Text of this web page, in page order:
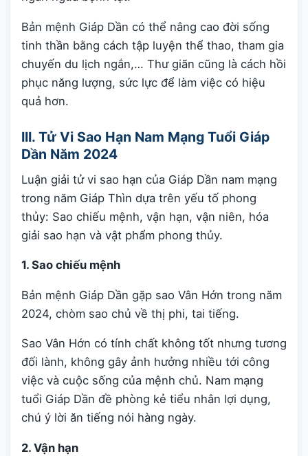
Bản mệnh Giáp Dần có thể nâng cao đời sống
tinh thần bằng cách tập luyện thể thao, tham gia
chuyến du lịch ngắn,… Thư giãn cũng là cách hồi
phục năng lượng, sức lực để làm việc có hiệu
quả hơn.
III. Tử Vi Sao Hạn Nam Mạng Tuổi Giáp
Dần Năm 2024
Luận giải tử vi sao hạn của Giáp Dần nam mạng
trong năm Giáp Thìn dựa trên yếu tố phong
thủy: Sao chiếu mệnh, vận hạn, vận niên, hóa
giải sao hạn và vật phẩm phong thủy.
1. Sao chiếu mệnh
Bản mệnh Giáp Dần gặp sao Vân Hớn trong năm
2024, chòm sao chủ về thị phi, tai tiếng.
Sao Vân Hớn có tính chất không tốt nhưng tương
đối lành, không gây ảnh hưởng nhiều tới công
việc và cuộc sống của mệnh chủ. Nam mạng
tuổi Giáp Dần đề phòng kẻ tiểu nhân lợi dụng,
chú ý lời ăn tiếng nói hàng ngày.
2. Vận hạn